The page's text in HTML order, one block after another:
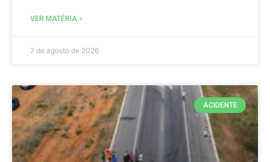
VER MATÉRIA »
7 de agosto de 2026
ACIDENTE